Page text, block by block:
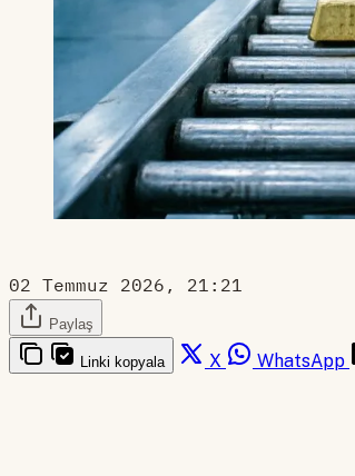
02 Temmuz 2026, 21:21
Paylaş
Linki kopyala X WhatsApp